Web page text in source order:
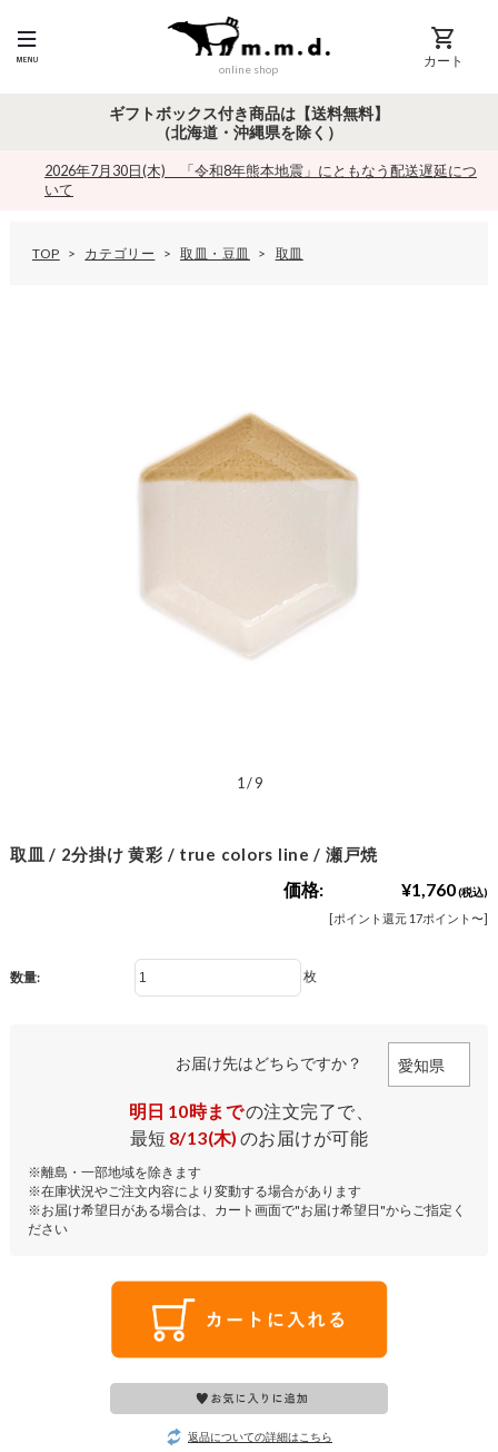
online shop カート
ギフトボックス付き商品は【送料無料】
（北海道・沖縄県を除く）
2026年7月30日(木) 「令和8年熊本地震」にともなう配送遅延につ
いて
TOP カテゴリー 取皿・豆皿 取皿
1 /9
取皿 / 2分掛け 黄彩 / true colors line / 瀬戸焼
価格: ¥1,760(税込)
[ポイント還元 17ポイント〜]
数量: 枚
お届け先はどちらですか？
明日 10時までの注文完了で、
最短 8/13(木) のお届けが可能
※離島・一部地域を除きます
※在庫状況やご注文内容により変動する場合があります
※お届け希望日がある場合は、カート画面で"お届け希望日"からご指定く
ださい
返品についての詳細はこちら